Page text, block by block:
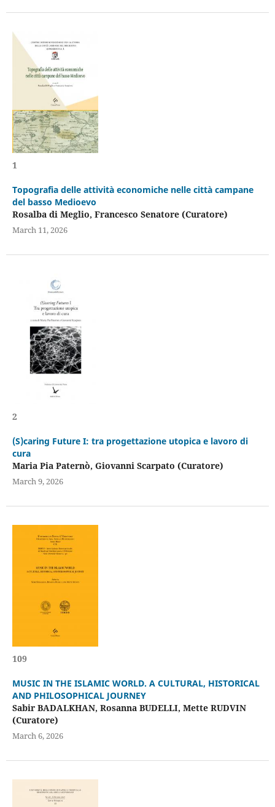
1
Topografia delle attività economiche nelle città campane
del basso Medioevo
Rosalba di Meglio, Francesco Senatore (Curatore)
March 11, 2026
2
(S)caring Future I: tra progettazione utopica e lavoro di
cura
Maria Pia Paternò, Giovanni Scarpato (Curatore)
March 9, 2026
109
MUSIC IN THE ISLAMIC WORLD. A CULTURAL, HISTORICAL
AND PHILOSOPHICAL JOURNEY
Sabir BADALKHAN, Rosanna BUDELLI, Mette RUDVIN
(Curatore)
March 6, 2026